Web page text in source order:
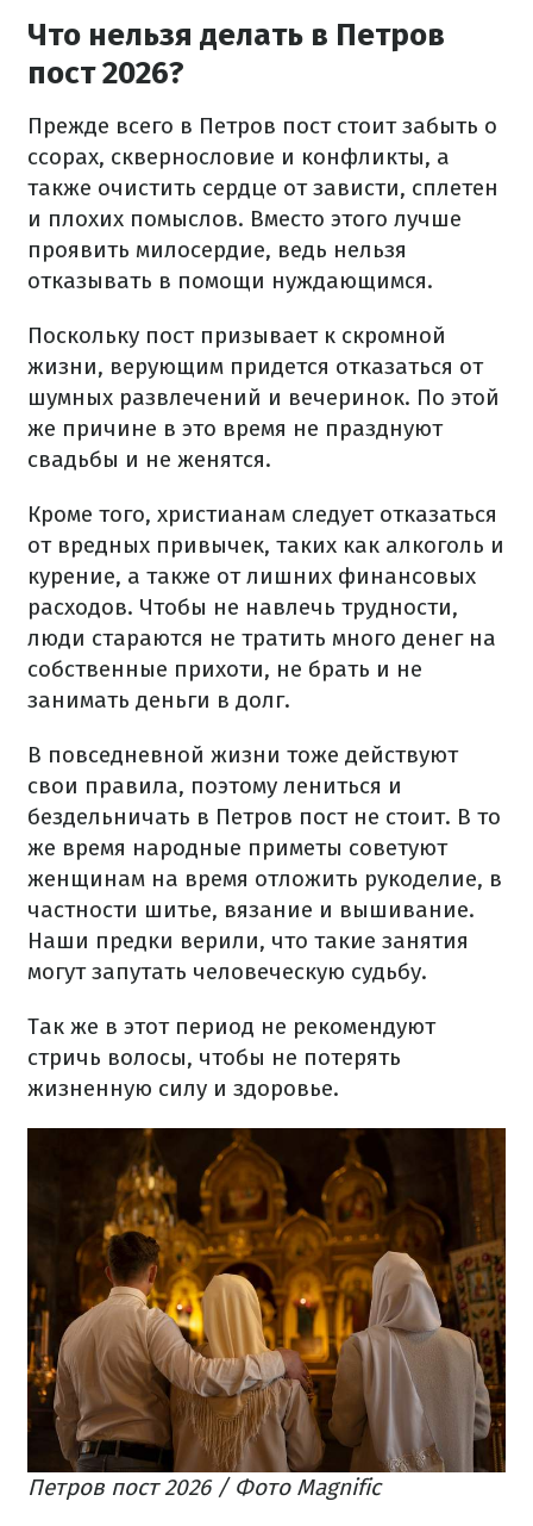
Что нельзя делать в Петров
пост 2026?
Прежде всего в Петров пост стоит забыть о
ссорах, сквернословие и конфликты, а
также очистить сердце от зависти, сплетен
и плохих помыслов. Вместо этого лучше
проявить милосердие, ведь нельзя
отказывать в помощи нуждающимся.
Поскольку пост призывает к скромной
жизни, верующим придется отказаться от
шумных развлечений и вечеринок. По этой
же причине в это время не празднуют
свадьбы и не женятся.
Кроме того, христианам следует отказаться
от вредных привычек, таких как алкоголь и
курение, а также от лишних финансовых
расходов. Чтобы не навлечь трудности,
люди стараются не тратить много денег на
собственные прихоти, не брать и не
занимать деньги в долг.
В повседневной жизни тоже действуют
свои правила, поэтому лениться и
бездельничать в Петров пост не стоит. В то
же время народные приметы советуют
женщинам на время отложить рукоделие, в
частности шитье, вязание и вышивание.
Наши предки верили, что такие занятия
могут запутать человеческую судьбу.
Так же в этот период не рекомендуют
стричь волосы, чтобы не потерять
жизненную силу и здоровье.
Петров пост 2026 / Фото Magnific